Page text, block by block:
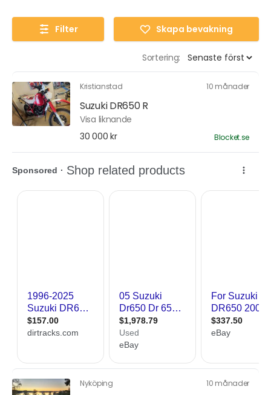
Filter Skapa bevakning
Sortering:
Kristianstad 10 månader
Suzuki DR650 R
Visa liknande
30 000 kr
Blocket.se
Nyköping 10 månader